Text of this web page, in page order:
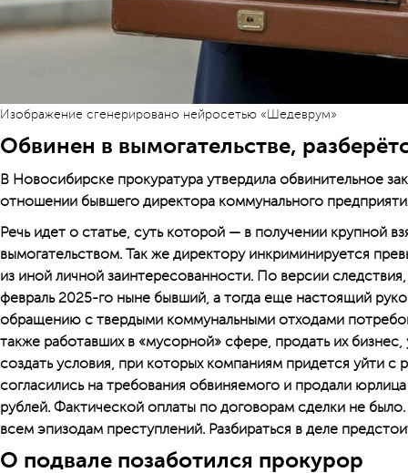
Изображение сгенерировано нейросетью «Шедеврум»
Обвинен в вымогательстве,
В Новосибирске прокуратура утвердила обвинительное
отношении бывшего директора коммунального
Речь идет о статье, суть которой — в получении крупной
вымогательством. Так же директору инкриминируется
из иной личной заинтересованности. По версии
февраль 2025-го ныне бывший, а тогда еще настоящий
обращению с твердыми коммунальными отходами
также работавших в «мусорной» сфере, продать их
создать условия, при которых компаниям придется уйти с
согласились на требования обвиняемого и продали
рублей. Фактической оплаты по договорам сделки не
всем эпизодам преступлений. Разбираться в деле
О подвале позаботился прокурор